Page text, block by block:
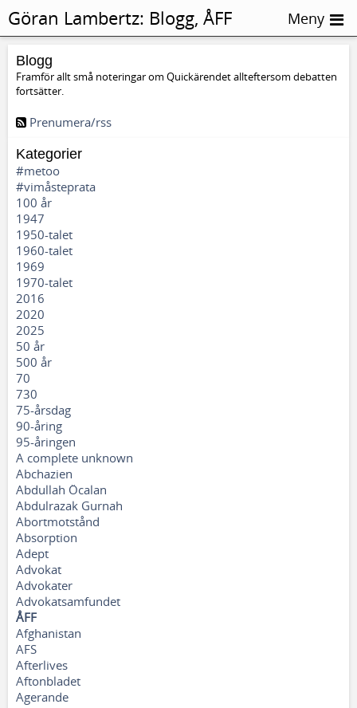
Blogg
Framför allt små noteringar om Quickärendet allteftersom debatten
fortsätter.
Prenumera/rss
Kategorier
#metoo
#vimåsteprata
100 år
1947
1950-talet
1960-talet
1969
1970-talet
2016
2020
2025
50 år
500 år
70
730
75-årsdag
90-åring
95-åringen
A complete unknown
Abchazien
Abdullah Öcalan
Abdulrazak Gurnah
Abortmotstånd
Absorption
Adept
Advokat
Advokater
Advokatsamfundet
ÅFF
Afghanistan
AFS
Afterlives
Aftonbladet
Agerande
Göran Lambertz: Blogg, ÅFF Meny